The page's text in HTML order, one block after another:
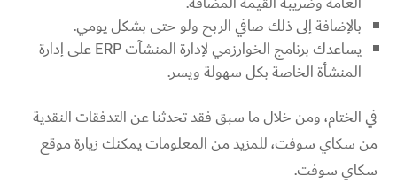
بالإضافة إلى ذلك صافي الربح ولو حتى بشكل يومي.
يساعدك برنامج الخوارزمي لإدارة المنشآت ERP على إدارة
المنشأة الخاصة بكل سهولة ويسر.
في الختام، ومن خلال ما سبق فقد تحدثنا عن التدفقات النقدية
من سكاي سوفت، للمزيد من المعلومات يمكنك زيارة موقع
سكاي سوفت.